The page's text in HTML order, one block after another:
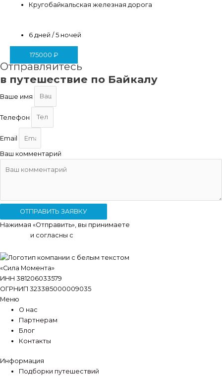
Кругобайкальская железная дорога
6 дней / 5 ночей
175000 ₽
Отправляйтесь
в путешествие по Байкалу
Ваше имя
Телефон
Email
Ваш комментарий
ОТПРАВИТЬ ЗАЯВКУ
Нажимая «Отправить», вы принимаете
и согласны с
«Сила Момента»
ИНН 381206033579
ОГРНИП 323385000009035
Меню
О нас
Партнерам
Блог
Контакты
Информация
Подборки путешествий